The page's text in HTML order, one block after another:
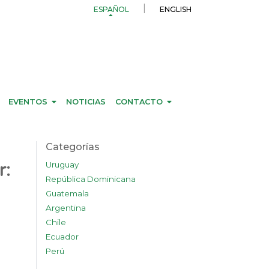
ESPAÑOL ENGLISH
EVENTOS NOTICIAS CONTACTO
Categorías
Uruguay
República Dominicana
Guatemala
Argentina
Chile
Ecuador
Perú